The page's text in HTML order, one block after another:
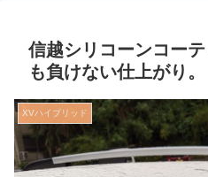
信越シリコーンコー
も負けない仕上がり。
XVハイブリッド